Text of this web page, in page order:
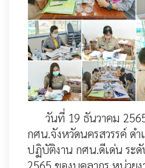
วันที่ 19 ธันวาคม
กศน.จังหวัดนครสวรรค์ ดำ
ปฏิบัติงาน กศน.ดีเด่น ระ